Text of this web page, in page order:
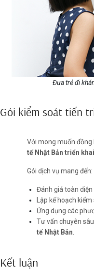
Đưa trẻ đi
Gói kiểm soát tiến
Với mong muốn đồng
tế Nhật Bản triển
Gói dịch vụ mang đến:
Đánh giá toàn
Lập kế hoạch
Ứng dụng các
Tư vấn chuyên
tế Nhật Bản
Kết luận